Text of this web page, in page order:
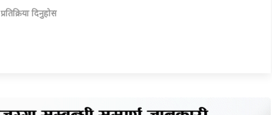
प्रतिक्रिया दिनुहोस